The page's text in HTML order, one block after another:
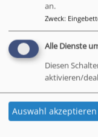
So, 13.9. 10 Uhr
Gottesdienst
Pfarrer Marcel Weber
München
Homepage
an.
Zweck:
Alle Dienste
Diesen
aktivieren/
Auswahl akzeptieren